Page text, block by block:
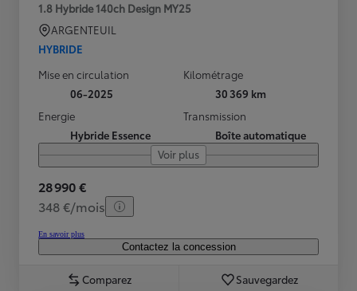
1.8 Hybride 140ch Design MY25
ARGENTEUIL
HYBRIDE
Mise en circulation
06-2025
Kilométrage
30 369 km
Energie
Hybride Essence
Transmission
Boîte automatique
Voir plus
28 990 €
348 €/mois
En savoir plus
Contactez la concession
Comparez Sauvegardez